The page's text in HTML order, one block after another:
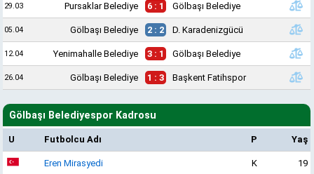
29.03 Pursaklar Belediye 6 : 1 Gölbaşı Belediye
05.04 Gölbaşı Belediye 2 : 2 D. Karadenizgücü
12.04 Yenimahalle Belediye 3 : 1 Gölbaşı Belediye
26.04 Gölbaşı Belediye 1 : 3 Başkent Fatihspor
Gölbaşı Belediyespor Kadrosu
U Futbolcu Adı P Yaş
Eren Mirasyedi K 19